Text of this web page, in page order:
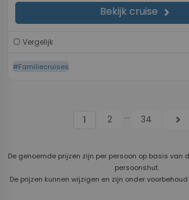
Bekijk cruise chevron_right
Vergelijk
#Familiecruises
1 2 ... 34 chevron_right
De genoemde prijzen zijn per persoon op basis van
persoonshut.
De prijzen kunnen wijzigen en zijn onder